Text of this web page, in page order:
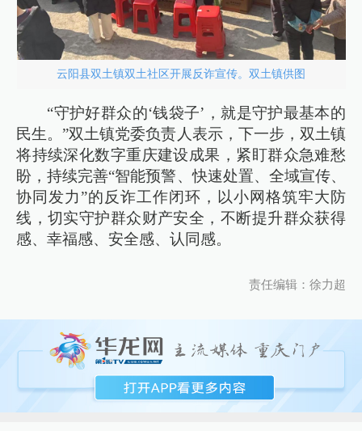
云阳县双土镇双土社区开展反诈宣传。双土镇供图
“守护好群众的‘钱袋子’，就是守护最基本的
民生。”双土镇党委负责人表示，下一步，双土镇
将持续深化数字重庆建设成果，紧盯群众急难愁
盼，持续完善“智能预警、快速处置、全域宣传、
协同发力”的反诈工作闭环，以小网格筑牢大防
线，切实守护群众财产安全，不断提升群众获得
感、幸福感、安全感、认同感。
责任编辑：徐力超